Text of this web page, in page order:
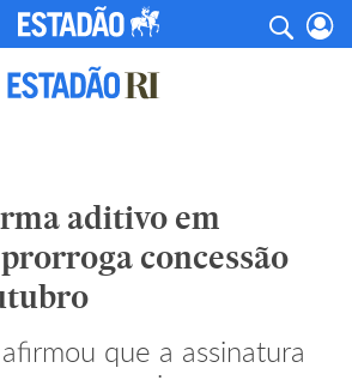
aditivo em
concessão
que a assinatura